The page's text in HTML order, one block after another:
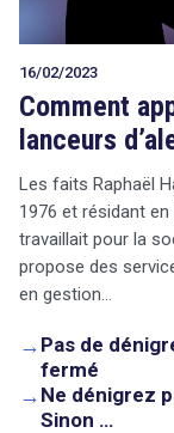
16/02/2023
Comment
lanceurs
Les faits Raphaël
1976 et résidant en
travaillait pour la
propose des
en gestion…
→ Pas de
fermé
→ Ne dénigrez
Sinon …